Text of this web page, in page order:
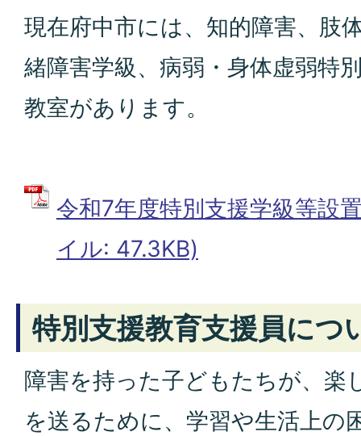
現在府中市には、知的障害、肢
緒障害学級、病弱・身体虚弱特
教室があります。
令和7年度特別支援学級等設
イル: 47.3KB)
特別支援教育支援員につ
障害を持った子どもたちが、楽
を送るために、学習や生活上の